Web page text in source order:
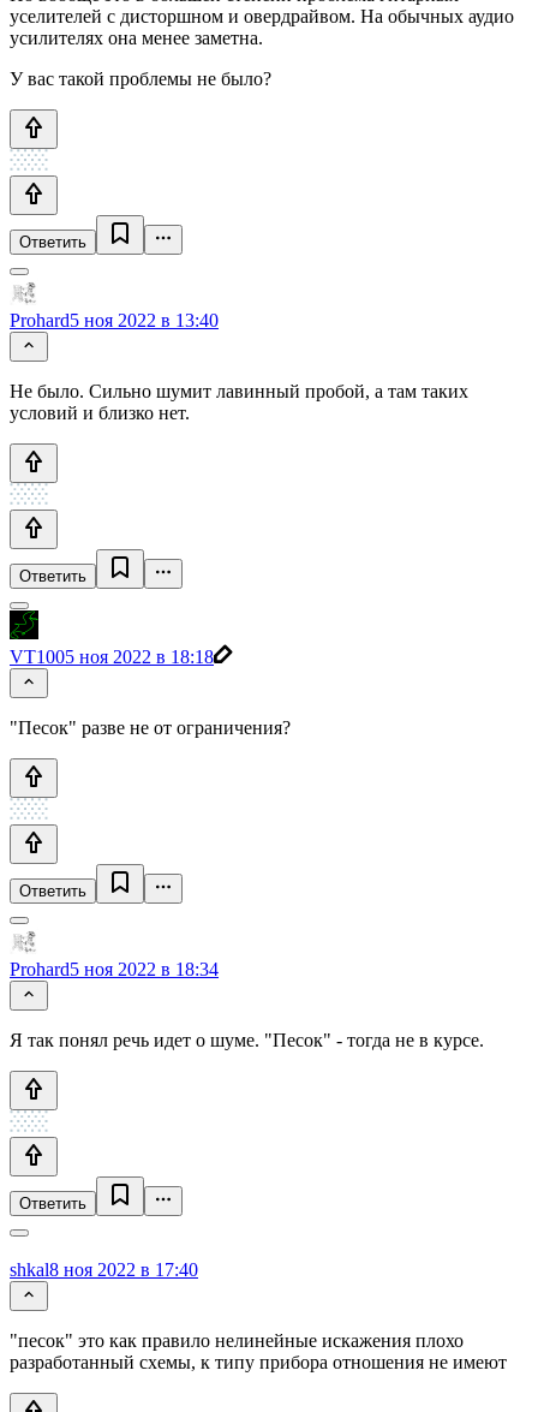
уселителей с дисторшном и овердрайвом. На обычных аудио
усилителях она менее заметна.
У вас такой проблемы не было?
Ответить
Prohard5 ноя 2022 в 13:40
Не было. Сильно шумит лавинный пробой, а там таких
условий и близко нет.
Ответить
VT1005 ноя 2022 в 18:18
"Песок" разве не от ограничения?
Ответить
Prohard5 ноя 2022 в 18:34
Я так понял речь идет о шуме. "Песок" - тогда не в курсе.
Ответить
shkal8 ноя 2022 в 17:40
"песок" это как правило нелинейные искажения плохо
разработанный схемы, к типу прибора отношения не имеют